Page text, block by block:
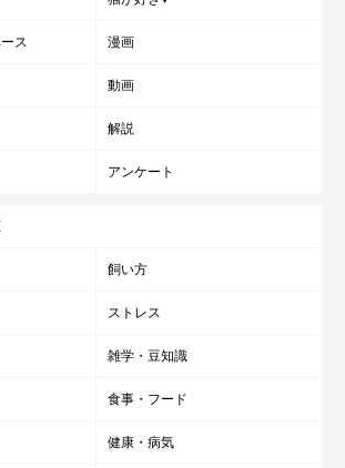
ス 漫画
動画
解説
アンケート
飼い方
ストレス
雑学・豆知識
食事・フード
健康・病気